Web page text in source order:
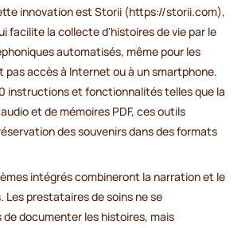
innovation est Storii (https://storii.com),
facilite la collecte d'histoires de vie par le
automatisés, même pour les
pas accès à Internet ou à un smartphone.
instructions et fonctionnalités telles que la
et de mémoires PDF, ces outils
des souvenirs dans des formats
intégrés combineront la narration et le
Les prestataires de soins ne se
documenter les histoires, mais